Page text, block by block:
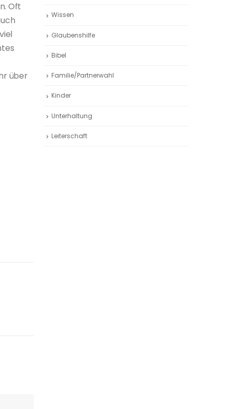
Oft
über
Wissen
Glaubenshilfe
Bibel
Familie/Partnerwahl
Kinder
Unterhaltung
Leiterschaft